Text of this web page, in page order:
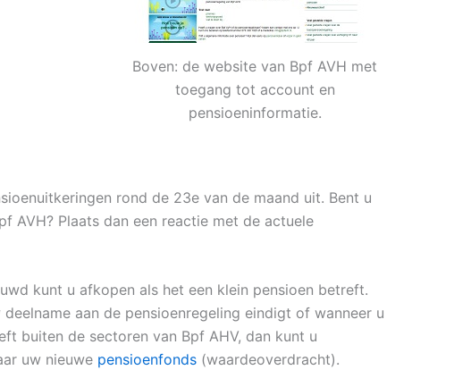
Boven: de website van Bpf AVH met
toegang tot account en
pensioeninformatie.
rond de 23e van de maand uit. Bent u
AVH? Plaats dan een reactie met de actuele
kunt u afkopen als het een klein pensioen betreft.
aan de pensioenregeling eindigt of wanneer u
buiten de sectoren van Bpf AHV, dan kunt u
uw nieuwe pensioenfonds (waardeoverdracht).